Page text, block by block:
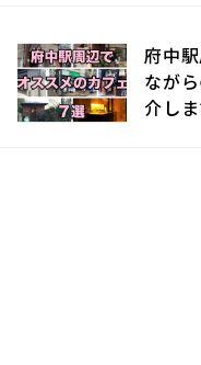
府中
なが
介しま